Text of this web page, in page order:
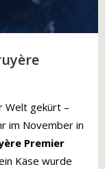
Welt gekürt –
im November in
Premier
Käse wurde